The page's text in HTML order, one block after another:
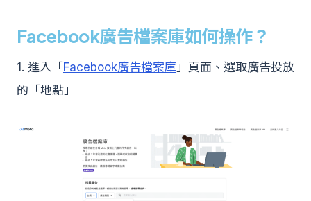
Facebook廣告檔案庫如何操作？
1. 進入「Facebook廣告檔案庫 」頁面、選取廣告投放
的「地點」